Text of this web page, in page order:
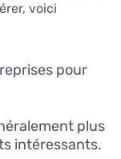
voici
pour
plus
intéressants.